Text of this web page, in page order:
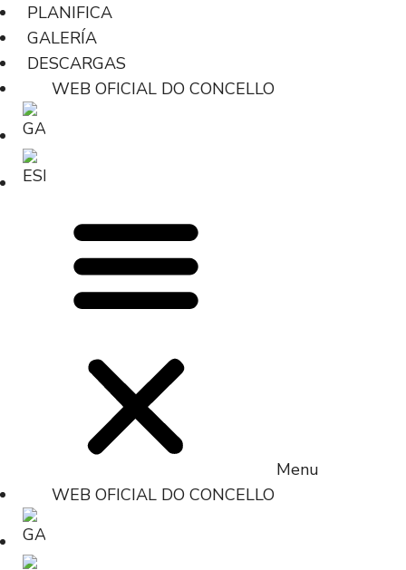
PLANIFICA
GALERÍA
DESCARGAS
WEB OFICIAL DO CONCELLO
Menu
WEB OFICIAL DO CONCELLO